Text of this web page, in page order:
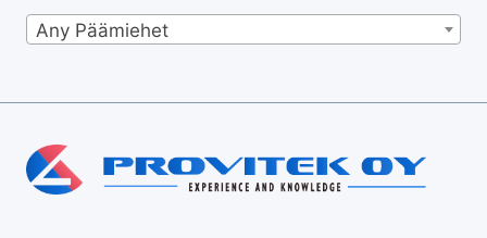
Any Päämiehet